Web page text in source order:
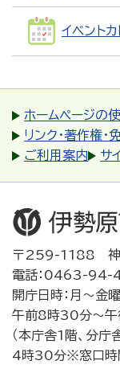
イベント
ホームページの
リンク・著作権・
ご利用案内
サ
〒259-1188 神
電話：0463-94-
開庁日時：月～金
午前8時30分～
（本庁舎1階、分
4時30分※窓口時